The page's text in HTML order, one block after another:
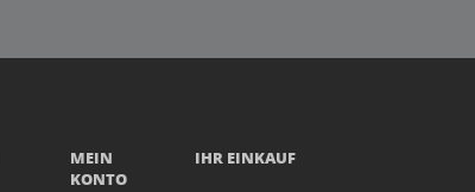
MEIN
KONTO
IHR EINKAUF